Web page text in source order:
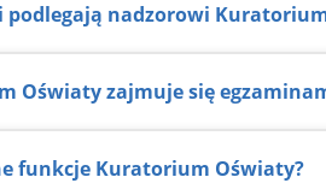
podlegają nadzorowi
Oświaty zajmuje się
funkcje Kuratorium Oświaty?